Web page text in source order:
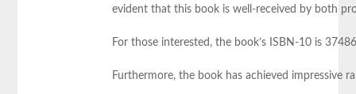
evident that this book is well-received by both
For those interested, the⁤ book’s ISBN-10 is
Furthermore, the book has achieved impressive